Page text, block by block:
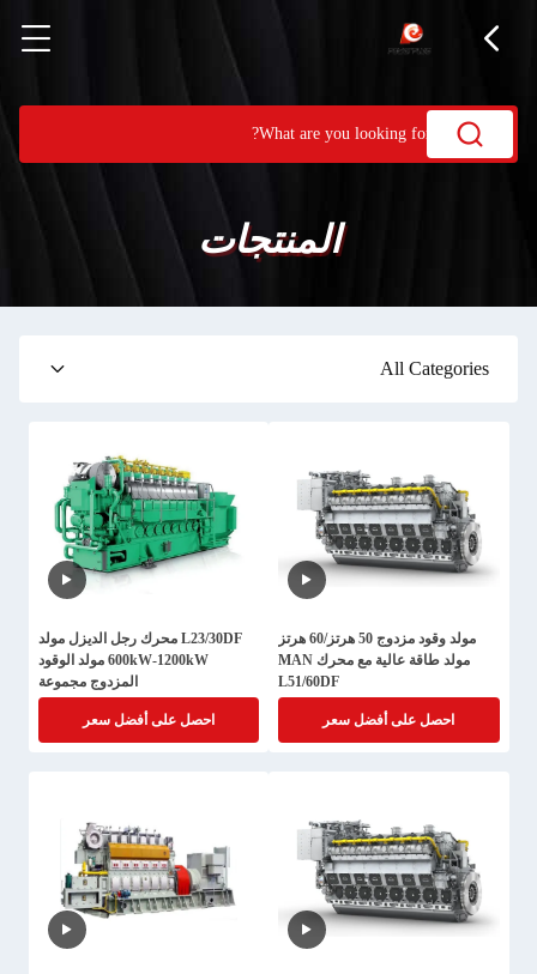
المنتجات
All Categories
مولد وقود مزدوج 50 هرتز/60 هرتز
مولد طاقة عالية مع محرك MAN
L51/60DF
احصل على أفضل سعر
L23/30DF محرك رجل الديزل مولد
600kW-1200kW مولد الوقود
المزدوج مجموعة
احصل على أفضل سعر